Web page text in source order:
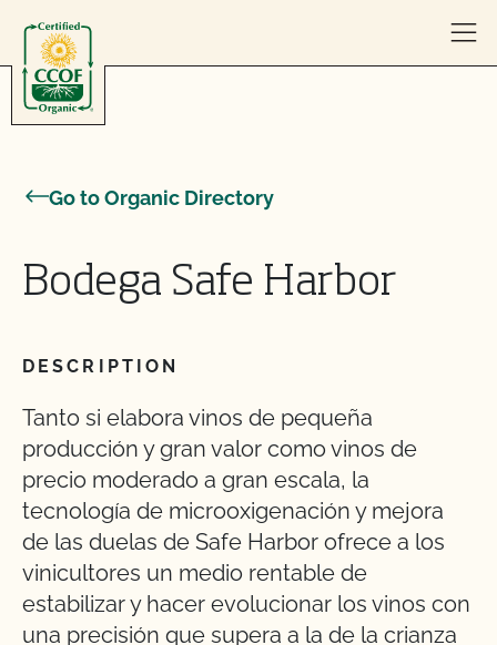
Go to Organic Directory
Bodega Safe Harbor
DESCRIPTION
Tanto si elabora vinos de pequeña
producción y gran valor como vinos de
precio moderado a gran escala, la
tecnología de microoxigenación y mejora
de las duelas de Safe Harbor ofrece a los
vinicultores un medio rentable de
estabilizar y hacer evolucionar los vinos con
una precisión que supera a la de la crianza